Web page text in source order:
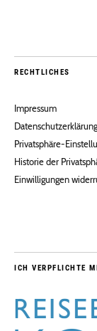
RECHTLICHES
Impressum
Datenschutzerklärung
Privatsphäre-
Historie der
Einwilligungen
ICH VERPFLICHTE